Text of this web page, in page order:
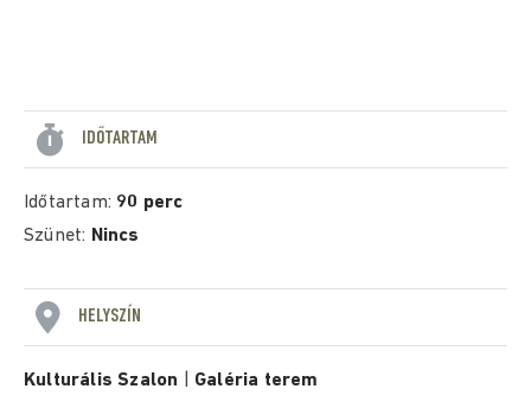
IDŐTARTAM
Időtartam: 90 perc
Szünet: Nincs
HELYSZÍN
Kulturális Szalon Galéria terem